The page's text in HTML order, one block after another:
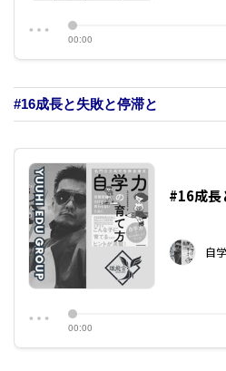
#16成長と失敗と停滞と